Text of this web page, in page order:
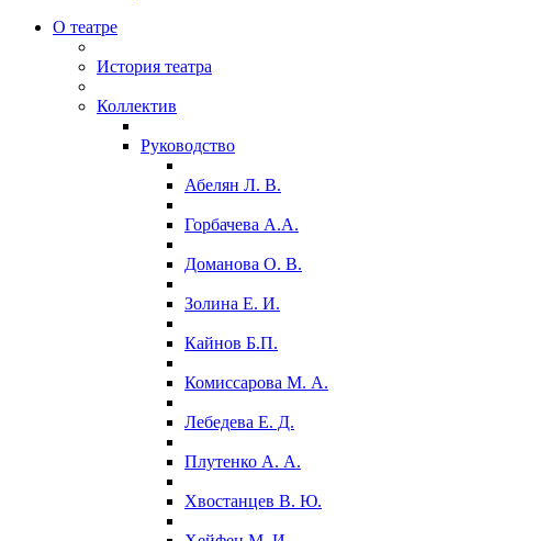
О театре
История театра
Коллектив
Руководство
Абелян Л. В.
Горбачева А.А.
Доманова О. В.
Золина Е. И.
Кайнов Б.П.
Комиссарова М. А.
Лебедева Е. Д.
Плутенко А. А.
Хвостанцев В. Ю.